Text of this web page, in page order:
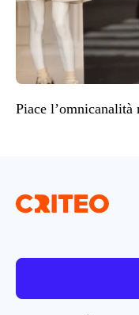
Piace l’omnicanalità